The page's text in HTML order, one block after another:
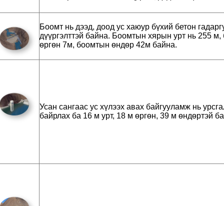
Боомт нь дээд, доод ус хаюур бүхий бетон
дүүргэлттэй байна. Боомтын хярын урт нь 255
өргөн 7м, боомтын өндөр 42м байна.
Усан сангаас ус хүлээх авах байгууламж нь
байрлах ба 16 м урт, 18 м өргөн, 39 м өндөртэй